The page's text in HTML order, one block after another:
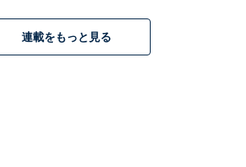
連載をもっと見る